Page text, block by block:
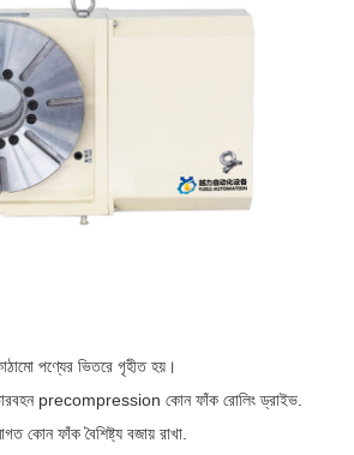
পণ্যের ভিতরে গৃহীত হয়।
precompression কোন ফাঁক রোলিং ড্রাইভ.
কোন ফাঁক বৈশিষ্ট্য বজায় রাখা.